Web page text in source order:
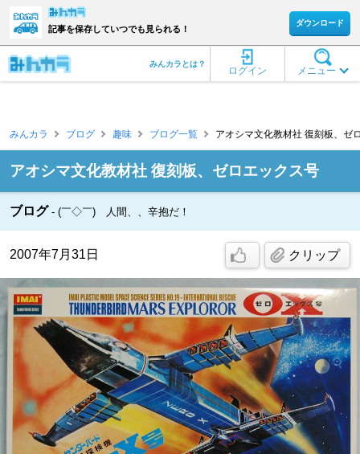
記事を保存していつでも見られる！
ダウンロード
メニュー
ログイン
みんカラとは？
みんカラ ブログ 趣味 ブログ一覧 アオシマ文化教材社 復刻板、ゼ
アオシマ文化教材社 復刻板、ゼロエックス号
ブログ (￣◇￣) 人間、、辛抱だ！
2007年7月31日 クリップ